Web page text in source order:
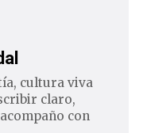
cultura viva
claro,
con